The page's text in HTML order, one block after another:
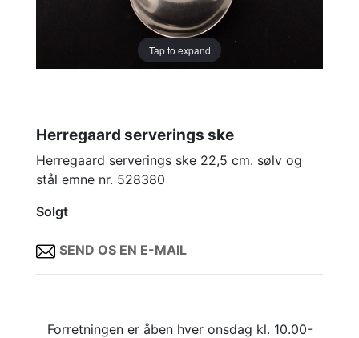
Tap to expand
Herregaard serverings ske
Herregaard serverings ske 22,5 cm. sølv og
stål emne nr. 528380
Solgt
SEND OS EN E-MAIL
Forretningen er åben hver onsdag kl. 10.00-